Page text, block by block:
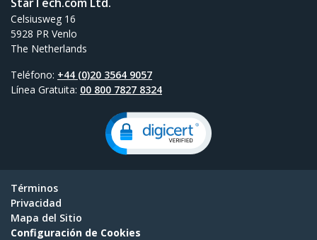
Celsiusweg 16
5928 PR Venlo
The Netherlands
Teléfono: +44 (0)20 3564 9057
Línea Gratuita: 00 800 7827 8324
Términos
Privacidad
Mapa del Sitio
Configuración de Cookies